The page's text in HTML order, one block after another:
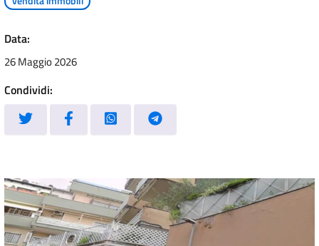
Data:
26 Maggio 2026
Condividi: